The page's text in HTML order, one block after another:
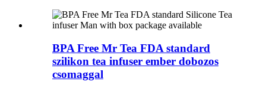
BPA Free Mr Tea FDA standard
szilikon tea infuser ember dobozos
csomaggal